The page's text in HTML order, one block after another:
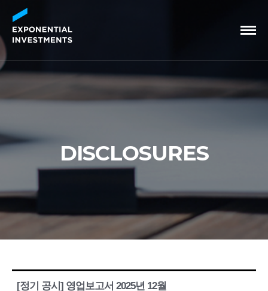
DISCLOSURES
[정기 공시] 영업보고서 2025년 12월